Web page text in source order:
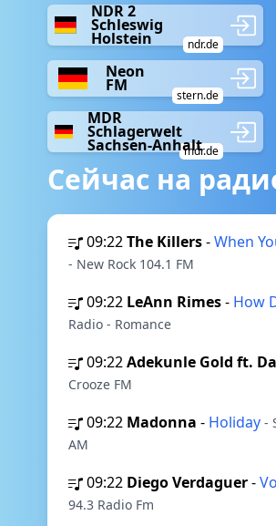
NDR 2
Schleswig
Holstein ndr.de
Neon
FM
stern.de
MDR
Schlagerwelt
Sachsen-Anhaltmdr.de
Сейчас на
09:22The Killers-When
- New Rock 104.1 FM
09:22 LeAnn Rimes- How
Radio - Romance
09:22Adekunle Gold ft.
Crooze FM
09:22 Madonna - Holiday -
AM
09:22 Diego Verdaguer-
94.3 Radio Fm